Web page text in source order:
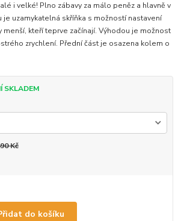
i velké! Plno zábavy za málo peněz a hlavně v
je uzamykatelná skříňka s možností nastavení
menší, kteří teprve začínají. Výhodou je možnost
zrychlení. Přední část je osazena kolem o
SKLADEM
Kč
do košíku